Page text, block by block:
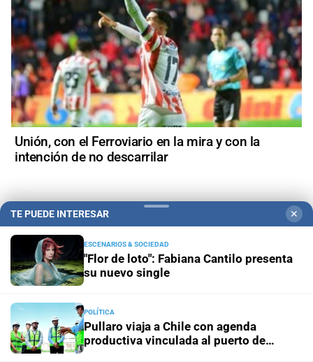
Unión, con el Ferroviario en la mira y con la
intención de no descarrilar
+Política
TE PUEDE INTERESAR ✕
ESCENARIOS & SOCIEDAD
"Flor de loto": Fabiana Cantilo presenta
su nuevo single
POLÍTICA
Pullaro viaja a Chile con agenda
productiva vinculada al puerto de